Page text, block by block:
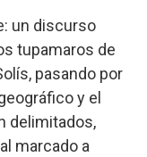
un discurso
tupamaros de
pasando por
y el
delimitados,
marcado a